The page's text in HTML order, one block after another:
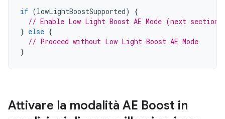
if (lowLightBoostSupported)
{
// Enable Low Light Boost AE Mode (next section)
} else {
// Proceed without Low Light Boost AE Mode
}
Attivare la modalità AE Boost in